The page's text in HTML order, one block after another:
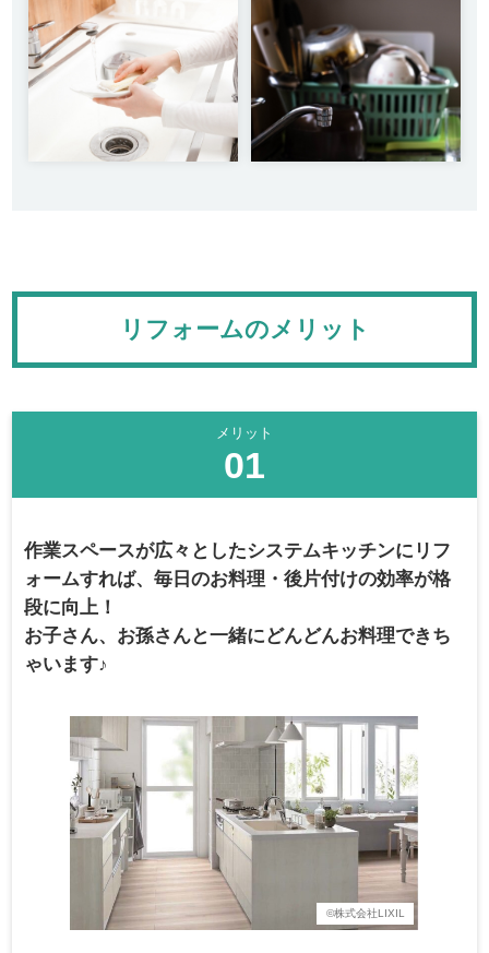
リフォームのメリット
メリット
01
作業スペースが広々としたシステムキッチンにリフ
ォームすれば、毎日のお料理・後片付けの効率が格
段に向上！
お子さん、お孫さんと一緒にどんどんお料理できち
ゃいます♪
©株式会社LIXIL